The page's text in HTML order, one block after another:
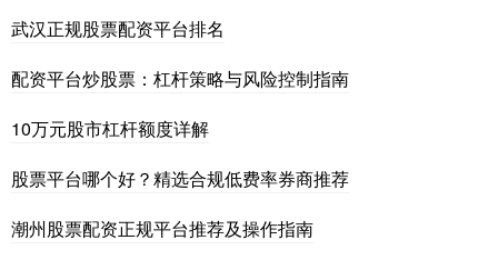
武汉正规股票配资平台排名
配资平台炒股票：杠杆策略与风险控制指南
10万元股市杠杆额度详解
股票平台哪个好？精选合规低费率券商推荐
潮州股票配资正规平台推荐及操作指南